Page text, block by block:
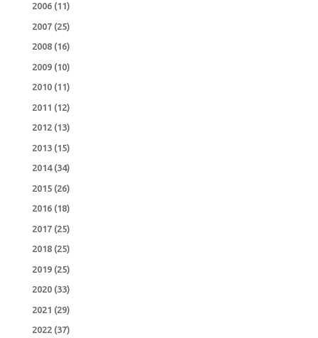
2006(11)
2007(25)
2008(16)
2009(10)
2010(11)
2011 (12)
2012(13)
2013(15)
2014(34)
2015(26)
2016(18)
2017(25)
2018(25)
2019(25)
2020(33)
2021 (29)
2022(37)